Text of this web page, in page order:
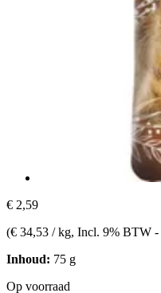
€ 2,59
(€ 34,53 / kg, Incl. 9% BTW -
Inhoud: 75 g
Op voorraad